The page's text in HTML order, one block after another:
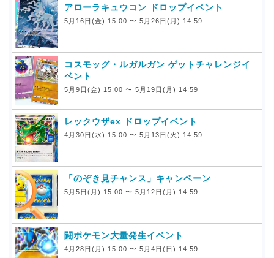
アローラキュウコン ドロップイベント
5月16日(金) 15:00 〜 5月26日(月) 14:59
コスモッグ・ルガルガン ゲットチャレンジイ
ベント
5月9日(金) 15:00 〜 5月19日(月) 14:59
レックウザex ドロップイベント
4月30日(水) 15:00 〜 5月13日(火) 14:59
「のぞき見チャンス」キャンペーン
5月5日(月) 15:00 〜 5月12日(月) 14:59
闘ポケモン大量発生イベント
4月28日(月) 15:00 〜 5月4日(日) 14:59